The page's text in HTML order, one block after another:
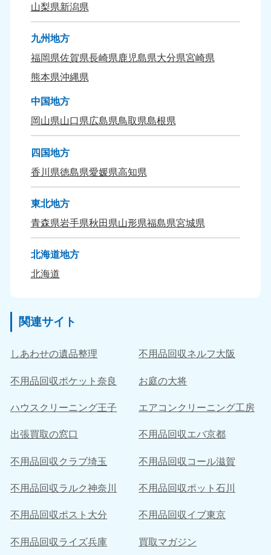
9:00〜19:00 年中無休
山梨県新潟県
九州地方
福岡県佐賀県長崎県鹿児島県大分県宮崎県
熊本県沖縄県
中国地方
岡山県山口県広島県鳥取県島根県
四国地方
香川県徳島県愛媛県高知県
東北地方
青森県岩手県秋田県山形県福島県宮城県
北海道地方
北海道
関連サイト
しあわせの遺品整理 不用品回収ネルフ大阪
不用品回収ポケット奈良 お庭の大将
ハウスクリーニング王子 エアコンクリーニング工房
出張買取の窓口 不用品回収エバ京都
不用品回収クラブ埼玉 不用品回収コール滋賀
不用品回収ラルク神奈川 不用品回収ポット石川
不用品回収ポスト大分 不用品回収イブ東京
不用品回収ライズ兵庫 買取マガジン